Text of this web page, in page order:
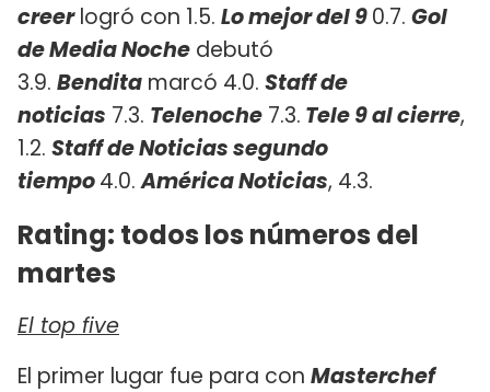
creerlogró con 1.5. Lo mejor del 90.7. Gol
de Media Noche debutó
3.9. Bendita marcó 4.0. Staff de
noticias 7.3. Telenoche 7.3. Tele 9 al cierre,
1.2. Staff de Noticias segundo
tiempo4.0.América Noticias, 4.3.
Rating: todos los números del
martes
El top five
El primer lugar fue para con Masterchef